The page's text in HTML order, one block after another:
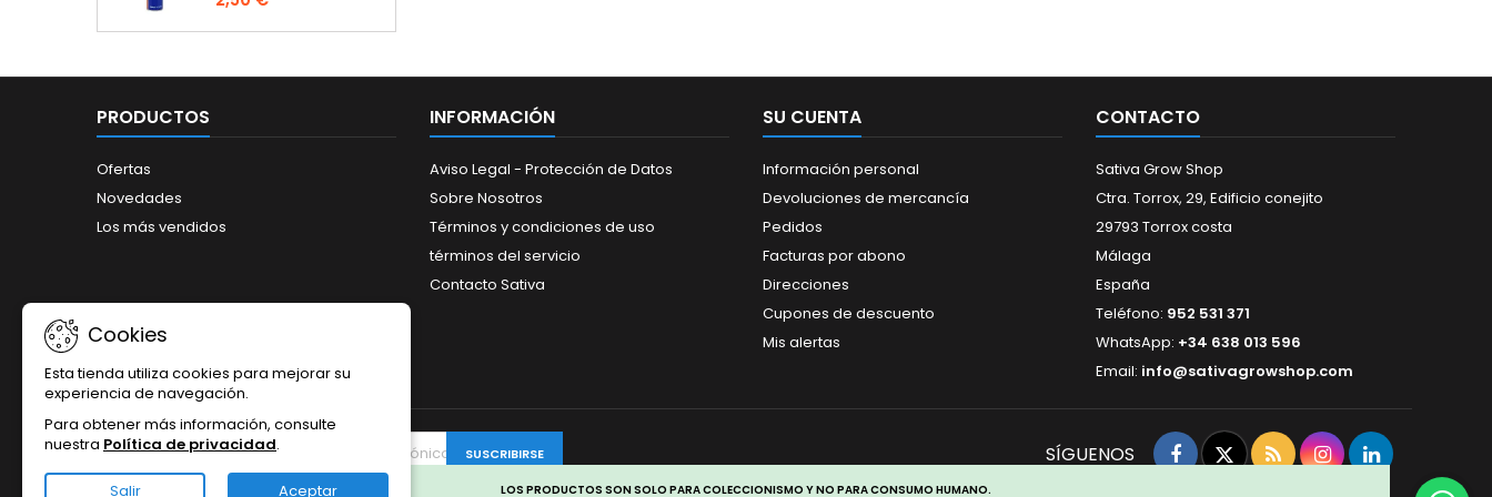
PRODUCTOS
Ofertas
Novedades
Los más vendidos
INFORMACIÓN
Aviso Legal - Protección de Datos
Sobre Nosotros
Términos y condiciones de uso
términos del servicio
Contacto Sativa
SU CUENTA
Información personal
Devoluciones de mercancía
Pedidos
Facturas por abono
Direcciones
Cupones de descuento
Mis alertas
CONTACTO
Sativa Grow Shop
Ctra. Torrox, 29, Edificio conejito
29793 Torrox costa
Málaga
España
Teléfono: 952 531 371
WhatsApp: +34 638 013 596
Email: info@sativagrowshop.com
Cookies
Esta tienda utiliza cookies para mejorar su
experiencia de navegación.
Para obtener más información, consulte
nuestra Política de privacidad.
Salir Aceptar
BOLETÍN Facebook
Twitter
Rss Instagram
LinkedIn
SÍGUENOS
LOS PRODUCTOS SON SOLO PARA COLECCIONISMO Y NO PARA CONSUMO HUMANO.